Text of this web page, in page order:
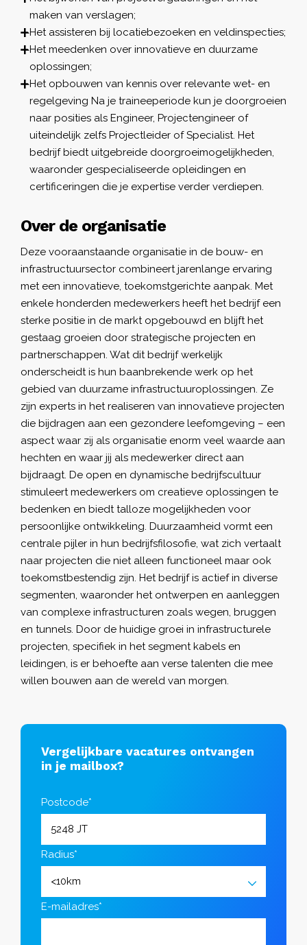
maken van verslagen;
Het assisteren bij locatiebezoeken en veldinspecties;
Het meedenken over innovatieve en duurzame
oplossingen;
Het opbouwen van kennis over relevante wet- en
regelgeving Na je traineeperiode kun je doorgroeien
naar posities als Engineer, Projectengineer of
uiteindelijk zelfs Projectleider of Specialist. Het
bedrijf biedt uitgebreide doorgroeimogelijkheden,
waaronder gespecialiseerde opleidingen en
certificeringen die je expertise verder verdiepen.
Over de organisatie
Deze vooraanstaande organisatie in de bouw- en
infrastructuursector combineert jarenlange ervaring
met een innovatieve, toekomstgerichte aanpak. Met
enkele honderden medewerkers heeft het bedrijf een
sterke positie in de markt opgebouwd en blijft het
gestaag groeien door strategische projecten en
partnerschappen. Wat dit bedrijf werkelijk
onderscheidt is hun baanbrekende werk op het
gebied van duurzame infrastructuuroplossingen. Ze
zijn experts in het realiseren van innovatieve projecten
die bijdragen aan een gezondere leefomgeving – een
aspect waar zij als organisatie enorm veel waarde aan
hechten en waar jij als medewerker direct aan
bijdraagt. De open en dynamische bedrijfscultuur
stimuleert medewerkers om creatieve oplossingen te
bedenken en biedt talloze mogelijkheden voor
persoonlijke ontwikkeling. Duurzaamheid vormt een
centrale pijler in hun bedrijfsfilosofie, wat zich vertaalt
naar projecten die niet alleen functioneel maar ook
toekomstbestendig zijn. Het bedrijf is actief in diverse
segmenten, waaronder het ontwerpen en aanleggen
van complexe infrastructuren zoals wegen, bruggen
en tunnels. Door de huidige groei in infrastructurele
projecten, specifiek in het segment kabels en
leidingen, is er behoefte aan verse talenten die mee
willen bouwen aan de wereld van morgen.
Vergelijkbare vacatures ontvangen
in je mailbox?
Postcode*
Radius*
E-mailadres*